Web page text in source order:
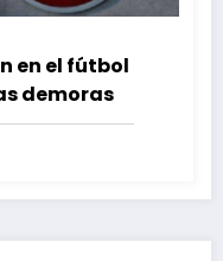
en el fútbol
demoras